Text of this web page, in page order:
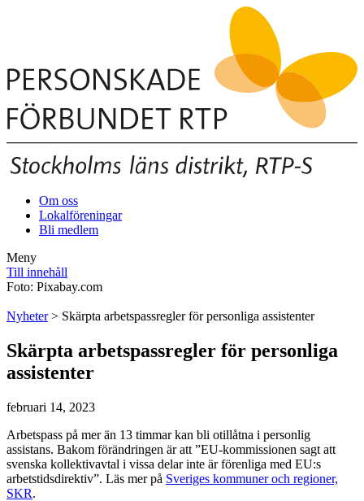
Om oss
Lokalföreningar
Bli medlem
Meny
Till innehåll
Foto: Pixabay.com
Nyheter> Skärpta arbetspassregler för personliga assistenter
Skärpta arbetspassregler för personliga
assistenter
februari 14, 2023
Arbetspass på mer än 13 timmar kan bli otillåtna i personlig
assistans. Bakom förändringen är att ”EU-kommissionen sagt att
svenska kollektivavtal i vissa delar inte är förenliga med EU:s
arbetstidsdirektiv”. Läs mer på Sveriges kommuner och regioner,
SKR.